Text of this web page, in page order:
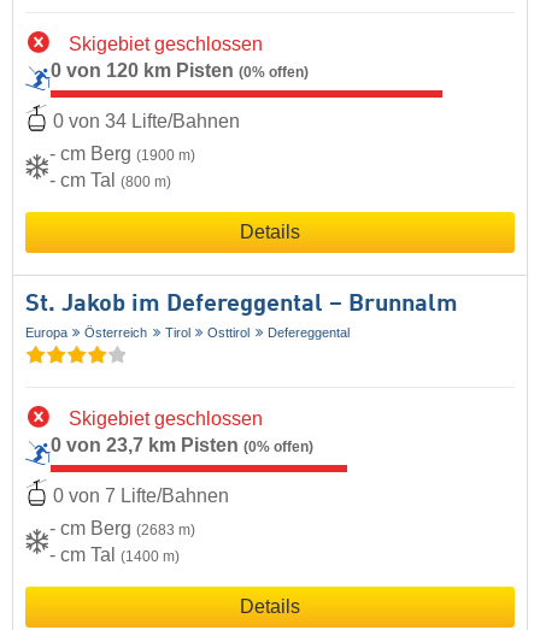
Skigebiet geschlossen
0 von 120 km Pisten (0% offen)
0 von 34 Lifte/Bahnen
- cm Berg (1900 m)
- cm Tal (800 m)
Details
St. Jakob im Defereggental – Brunnalm
Europa Österreich Tirol Osttirol Defereggental
Skigebiet geschlossen
0 von 23,7 km Pisten (0% offen)
0 von 7 Lifte/Bahnen
- cm Berg (2683 m)
- cm Tal (1400 m)
Details